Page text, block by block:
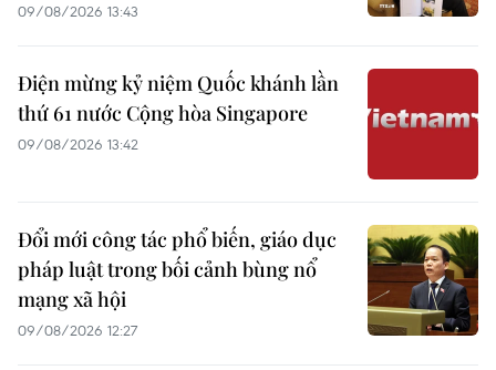
09/08/2026 13:43
Điện mừng kỷ niệm Quốc khánh lần
thứ 61 nước Cộng hòa Singapore
09/08/2026 13:42
Đổi mới công tác phổ biến, giáo dục
pháp luật trong bối cảnh bùng nổ
mạng xã hội
09/08/2026 12:27